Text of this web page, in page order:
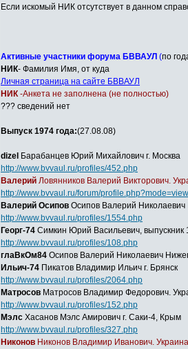
Если искомый НИК отсутствует в данном
Активные участники форума БВВАУЛ (по
НИК- Фамилия Имя, от куда
Личная страница на сайте БВВАУЛ
НИК -Анкета не заполнена (не полностью)
??? сведений нет
Выпуск 1974 года:(27.08.08)
dizel Барабанцев Юрий Михайлович г. Москва
http://www.bvvaul.ru/profiles/452.php
Валерий Ловянников Валерий Викторович.
http://www.bvvaul.ru/forum/
Валерий Осипов Осипов Валерий Николаевич
http://www.bvvaul.ru/profiles/1554.php
Георг-74 Симкин Юрий Васильевич, выпускник
http://www.bvvaul.ru/profiles/108.php
глаВкОм84 Осипов Валерий Николаевич
Ильич-74 Пикатов Владимир Ильич г. Брянск
http://www.bvvaul.ru/profiles/2064.php
Матросов Матросов Владимир Федорович.
http://www.bvvaul.ru/profiles/152.php
Мэлс Хасанов Мэлс Амирович г. Саки-4, Крым
http://www.bvvaul.ru/profiles/327.php
Никонов Никонов Владимир Иванович.